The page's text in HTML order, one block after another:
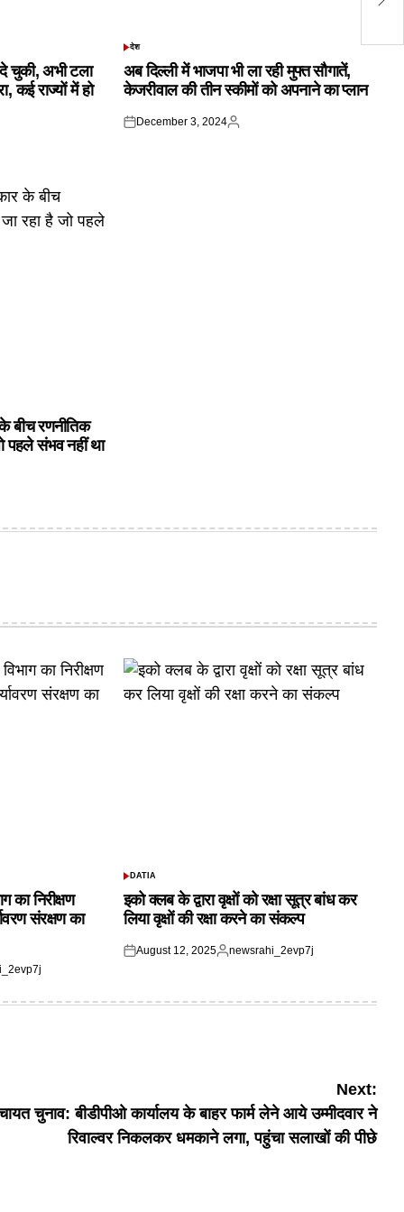
दे चुकी, अभी टला
कई राज्यों में हो
POSTED
देश
अब दिल्ली में भाजपा भी ला रही मुफ्त सौगातें,
केजरीवाल की तीन स्कीमों को अपनाने का प्लान
Posted
December 3, 2024
Posted
बीच रणनीतिक
पहले संभव नहीं था
का निरीक्षण
संरक्षण का
POSTED
DATIA
इको क्लब के द्वारा वृक्षों को रक्षा सूत्र बांध कर
लिया वृक्षों की रक्षा करने का संकल्प
Posted
August 12, 2025
Posted
newsrahi_2evp7j
Next:
चुनाव: बीडीपीओ कार्यालय के बाहर फार्म लेने आये उम्मीदवार ने
रिवाल्वर निकलकर धमकाने लगा, पहुंचा सलाखों की पीछे